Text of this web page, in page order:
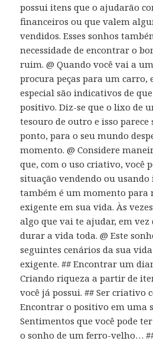
possui itens que o ajudarão
financeiros ou que valem
vendidos. Esses sonhos
necessidade de encontrar o
ruim. @ Quando você vai a
procura peças para um carro,
especial são indicativos de
positivo. Diz-se que o lixo de
tesouro de outro e isso parece
ponto, para o seu mundo
momento. @ Considere
que, com o uso criativo, você
situação vendendo ou
também é um momento para
exigente em sua vida. Às
algo que vai te ajudar, em vez
durar a vida toda. @ Este
seguintes cenários da sua
exigente. ## Encontrar um
Criando riqueza a partir de
você já possui. ## Ser criativo
Encontrar o positivo em uma
Sentimentos que você pode
o sonho de um ferro-velho…